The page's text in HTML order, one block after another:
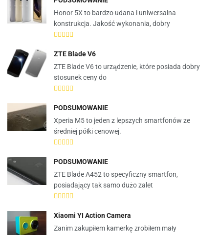
Honor 5X to bardzo udana i uniwersalna
konstrukcja. Jakość wykonania, dobry
ZTE Blade V6
ZTE Blade V6 to urządzenie, które posiada dobry
stosunek ceny do
PODSUMOWANIE
Xperia M5 to jeden z lepszych smartfonów ze
średniej półki cenowej.
PODSUMOWANIE
ZTE Blade A452 to specyficzny smartfon,
posiadający tak samo dużo zalet
Xiaomi YI Action Camera
Zanim zakupiłem kamerkę zrobiłem mały